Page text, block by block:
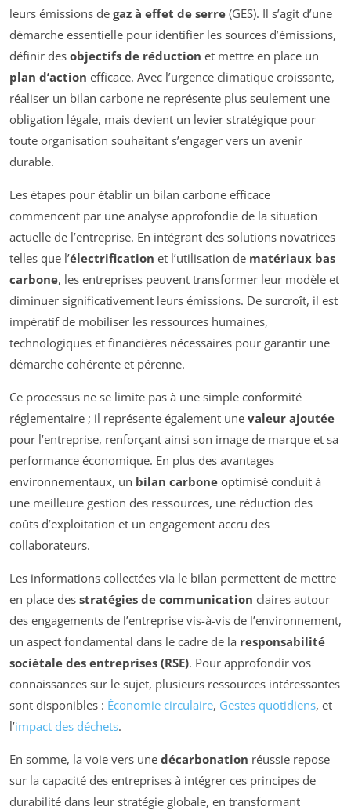
leurs émissions de gaz à effet de serre (GES). Il s’agit d’une
démarche essentielle pour identifier les sources d’émissions,
définir des objectifs de réduction et mettre en place un
plan d’action efficace. Avec l’urgence climatique croissante,
réaliser un bilan carbone ne représente plus seulement une
obligation légale, mais devient un levier stratégique pour
toute organisation souhaitant s’engager vers un avenir
durable.
Les étapes pour établir un bilan carbone efficace
commencent par une analyse approfondie de la situation
actuelle de l’entreprise. En intégrant des solutions novatrices
telles que l’électrification et l’utilisation de matériaux bas
carbone, les entreprises peuvent transformer leur modèle et
diminuer significativement leurs émissions. De surcroît, il est
impératif de mobiliser les ressources humaines,
technologiques et financières nécessaires pour garantir une
démarche cohérente et pérenne.
Ce processus ne se limite pas à une simple conformité
réglementaire ; il représente également une valeur ajoutée
pour l’entreprise, renforçant ainsi son image de marque et sa
performance économique. En plus des avantages
environnementaux, un bilan carbone optimisé conduit à
une meilleure gestion des ressources, une réduction des
coûts d’exploitation et un engagement accru des
collaborateurs.
Les informations collectées via le bilan permettent de mettre
en place des stratégies de communication claires autour
des engagements de l’entreprise vis-à-vis de l’environnement,
un aspect fondamental dans le cadre de la responsabilité
sociétale des entreprises (RSE). Pour approfondir vos
connaissances sur le sujet, plusieurs ressources intéressantes
sont disponibles : Économie circulaire, Gestes quotidiens, et
l’impact des déchets.
En somme, la voie vers une décarbonation réussie repose
sur la capacité des entreprises à intégrer ces principes de
durabilité dans leur stratégie globale, en transformant